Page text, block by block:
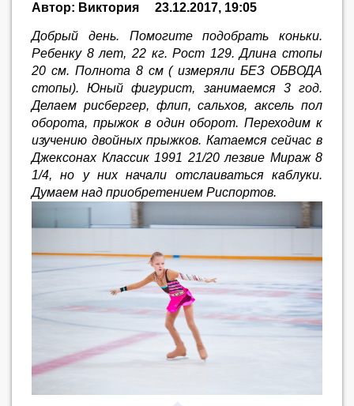
Автор: Виктория
23.12.2017, 19:05
Добрый день. Помогите подобрать коньки.
Ребенку 8 лет, 22 кг. Рост 129. Длина стопы
20 см. Полнота 8 см ( измеряли БЕЗ ОБВОДА
стопы). Юный фигурист, занимаемся 3 год.
Делаем рисбергер, флип, сальхов, аксель пол
оборота, прыжок в один оборот. Переходим к
изучению двойных прыжков. Катаемся сейчас в
Джексонах Классик 1991 21/20 лезвие Мираж 8
1/4, но у них начали отслаиваться каблуки.
Думаем над приобретением Риспортов.